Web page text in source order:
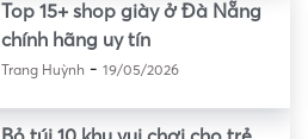
Top 15+ shop giày ở Đà Nẵng
chính hãng uy tín
Trang Huỳnh- 19/05/2026